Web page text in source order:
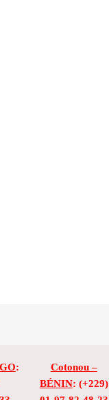
:
Cotonou –
BÉNIN: (+229)